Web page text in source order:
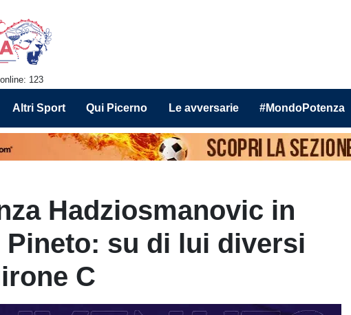
123
Altri Sport Qui Picerno Le avversarie #MondoPotenza
Hadziosmanovic in
Pineto: su di lui diversi
C